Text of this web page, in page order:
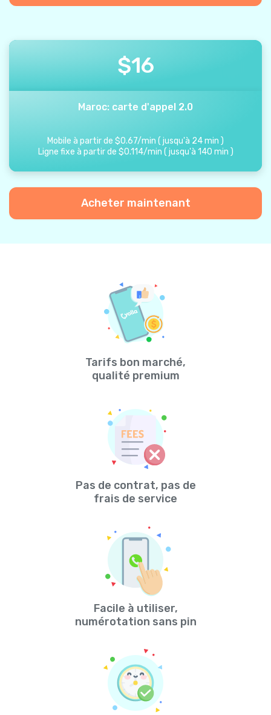
$16
Maroc: carte d'appel 2.0
Mobile à partir de $0.67/min ( jusqu'à 24min )
Ligne fixe à partir de $0.114/min ( jusqu'à 140 min )
Acheter maintenant
Tarifs bon marché,
qualité premium
Pas de contrat, pas de
frais de service
Facile à utiliser,
numérotation sans pin